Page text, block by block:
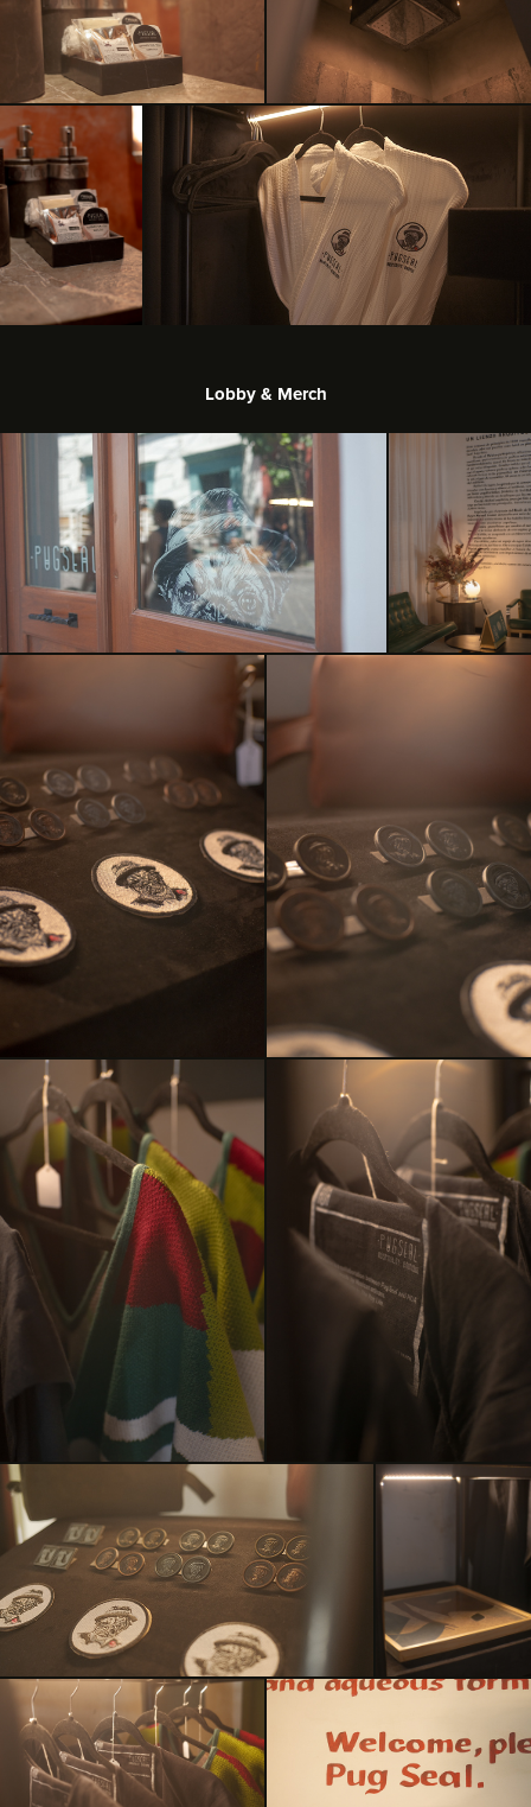
Lobby & Merch